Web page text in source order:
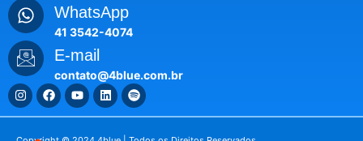
WhatsApp
41 3542-4074
E-mail
contato@4blue.com.br